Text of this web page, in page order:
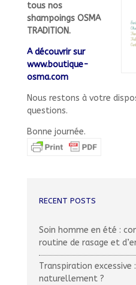
tous nos
shampoings OSMA
TRADITION.
A découvrir sur
www.boutique-
osma.com
Nous restons à votre
questions.
Bonne journée.
RECENT POSTS
Soin homme en été :
routine de rasage et
Transpiration
naturellement ?